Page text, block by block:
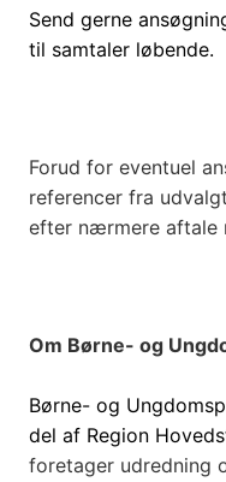
Send gerne
til samtaler løbende.
Forud for eventuel
referencer fra
efter nærmere aftale
Om Børne- og
Børne- og
del af Region
foretager udredning